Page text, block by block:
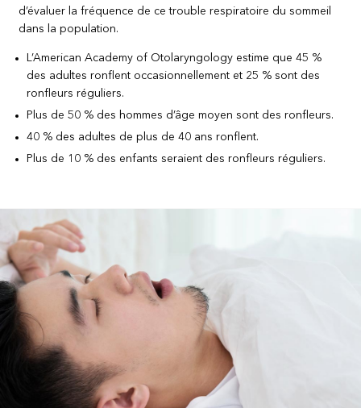
d’évaluer la fréquence de ce trouble respiratoire du sommeil
dans la population.
L’American Academy of Otolaryngology estime que 45 %
des adultes ronflent occasionnellement et 25 % sont des
ronfleurs réguliers.
Plus de 50 % des hommes d’âge moyen sont des ronfleurs.
40 % des adultes de plus de 40 ans ronflent.
Plus de 10 % des enfants seraient des ronfleurs réguliers.